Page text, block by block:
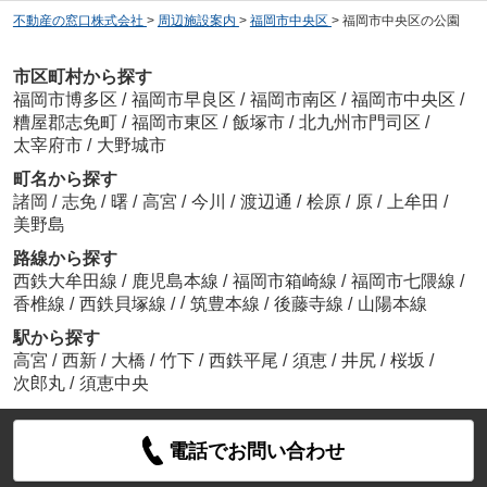
不動産の窓口株式会社 > 周辺施設案内 > 福岡市中央区 > 福岡市中央区の公園
市区町村から探す
福岡市博多区 / 福岡市早良区 / 福岡市南区 / 福岡市中央区 /
糟屋郡志免町 / 福岡市東区 / 飯塚市 / 北九州市門司区 /
太宰府市 / 大野城市
町名から探す
諸岡 / 志免 / 曙 / 高宮 / 今川 / 渡辺通 / 桧原 / 原 / 上牟田 /
美野島
路線から探す
西鉄大牟田線 / 鹿児島本線 / 福岡市箱崎線 / 福岡市七隈線 /
香椎線 / 西鉄貝塚線 / / 筑豊本線 / 後藤寺線 / 山陽本線
駅から探す
高宮 / 西新 / 大橋 / 竹下 / 西鉄平尾 / 須恵 / 井尻 / 桜坂 /
次郎丸 / 須恵中央
電話でお問い合わせ